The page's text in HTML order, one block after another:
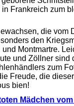
Frankreich zum
die
den
Montmartre.
und Zöllner
zum
Freude, die
bien!
Mädchen